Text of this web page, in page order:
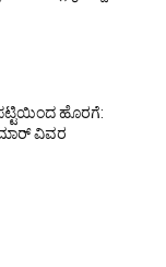
ಹೊರಗೆ:
ವಿವರ